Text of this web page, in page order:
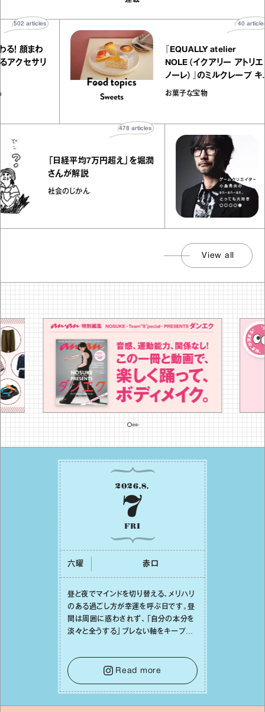
わる！ 顔まわ
るアクセサリ
502articles
『EQUALLY atelier
NOLE（イクアリー アト
ノーレ）』のミルクレー
ラメルバニーユほか｜
お菓子な宝物
40
「日経平均7万円超え」を堀潤
さんが解説
社会のじかん
478articles
View all
2026.8.
7
FRI
六曜 ⾚⼝
昼と夜でマインドを切り替える、メリハリ
のある過ごし⽅が幸運を呼ぶ⽇です。昼
間は周囲に惑わされず、「⾃分の本分を
淡々と全うする」ブレない軸をキープし
⾔葉に流されないよう、⼼にしっかりブ
レーキをかけること。この意識の切り替
えが、あなたに確かな安⼼感をもたらす
はずです。
Read more